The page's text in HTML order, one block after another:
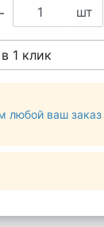
шт
1 клик
любой ваш